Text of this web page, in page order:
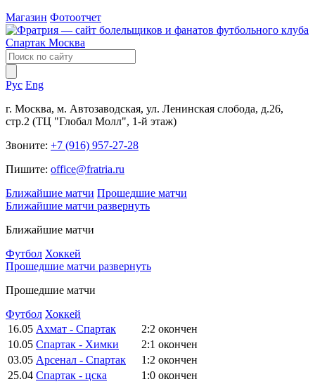
Магазин Фотоотчет
Рус Eng
г. Москва, м. Автозаводская, ул. Ленинская слобода, д.26,
стр.2 (ТЦ "Глобал Молл", 1-й этаж)
Звоните: +7 (916) 957-27-28
Пишите: office@fratria.ru
Ближайшие матчи Прошедшие матчи
Ближайшие матчи развернуть
Ближайшие матчи
Футбол Хоккей
Прошедшие матчи развернуть
Прошедшие матчи
Футбол Хоккей
16.05 Ахмат - Спартак 2:2 окончен
10.05 Спартак - Химки 2:1 окончен
03.05 Арсенал - Спартак 1:2 окончен
25.04 Спартак - цска 1:0 окончен